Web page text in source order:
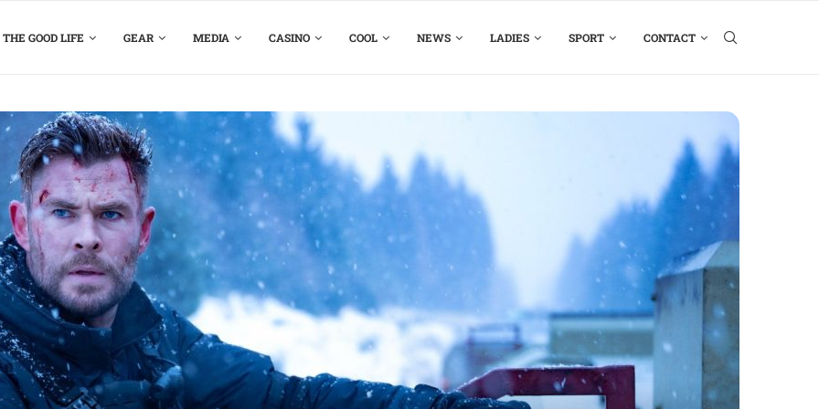
THE GOOD LIFE GEAR MEDIA CASINO COOL NEWS LADIES SPORT CONTACT